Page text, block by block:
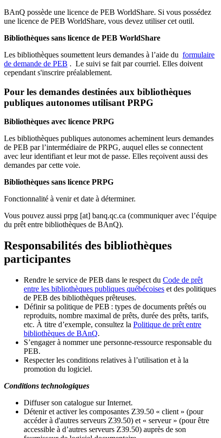
BAnQ possède une licence de PEB WorldShare. Si vous possédez
une licence de PEB WorldShare, vous devez utiliser cet outil.
Bibliothèques sans licence de PEB WorldShare
Les bibliothèques soumettent leurs demandes à l’aide du formulaire
de demande de PEB . Le suivi se fait par courriel. Elles doivent
cependant s'inscrire préalablement.
Pour les demandes destinées aux bibliothèques
publiques autonomes utilisant PRPG
Bibliothèques avec licence PRPG
Les bibliothèques publiques autonomes acheminent leurs demandes
de PEB par l’intermédiaire de PRPG, auquel elles se connectent
avec leur identifiant et leur mot de passe. Elles reçoivent aussi des
demandes par cette voie.
Bibliothèques sans licence PRPG
Fonctionnalité à venir et date à déterminer.
Vous pouvez aussi prpg [at] banq.qc.ca (communiquer avec l’équipe
du prêt entre bibliothèques de BAnQ).
Responsabilités des bibliothèques
participantes
Rendre le service de PEB dans le respect du Code de prêt
entre les bibliothèques publiques québécoises et des politiques
de PEB des bibliothèques prêteuses.
Définir sa politique de PEB : types de documents prêtés ou
reproduits, nombre maximal de prêts, durée des prêts, tarifs,
etc. À titre d’exemple, consultez la Politique de prêt entre
bibliothèques de BAnQ.
S’engager à nommer une personne-ressource responsable du
PEB.
Respecter les conditions relatives à l’utilisation et à la
promotion du logiciel.
Conditions technologiques
Diffuser son catalogue sur Internet.
Détenir et activer les composantes Z39.50 « client » (pour
accéder à d'autres serveurs Z39.50) et « serveur » (pour être
accessible à d’autres serveurs Z39.50) auprès de son